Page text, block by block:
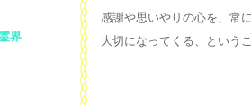
感謝や思いやりの心を、常
大切になってくる、というこ
界